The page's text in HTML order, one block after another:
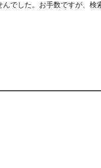
でした。お手数ですが、検